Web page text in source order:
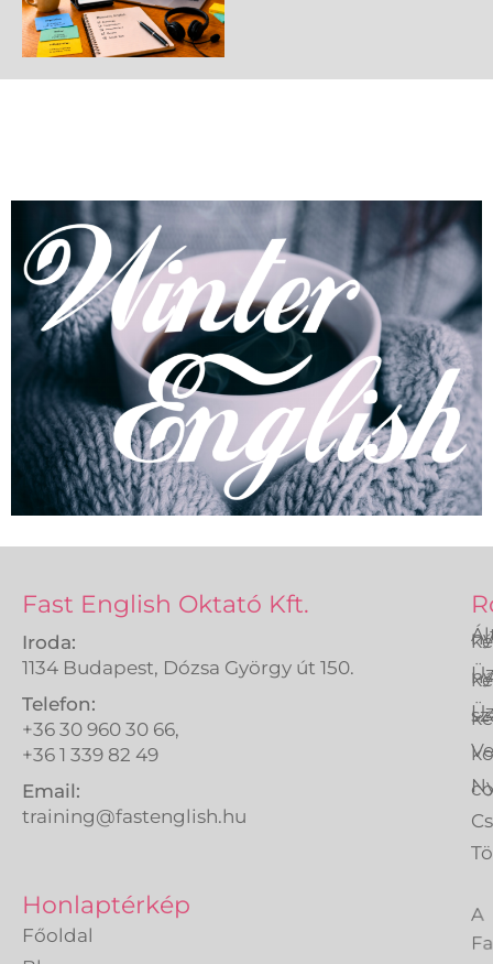
Fast English Oktató Kft.
Iroda:
1134 Budapest, Dózsa György út 150.
Telefon:
+36 30 960 30 66,
+36 1 339 82 49
Email:
training@fastenglish.hu
Honlaptérkép
Főoldal